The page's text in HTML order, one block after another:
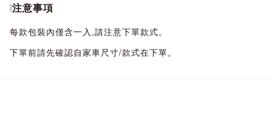
注意事項
每款包裝內僅含一入,請注意下單款式。
下單前請先確認自家車尺寸/款式在下單。